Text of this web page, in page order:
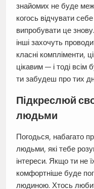
знайомих не буде
когось відчувати
випробувати це
інші захочуть
класні компліменти,
цікавим — і тоді всім
ти забудеш про тих
Підкреслюй
людьми
Погодься, набагато
людьми, які тебе
інтереси. Якщо ти не
комфортніше буде
людиною. Хтось